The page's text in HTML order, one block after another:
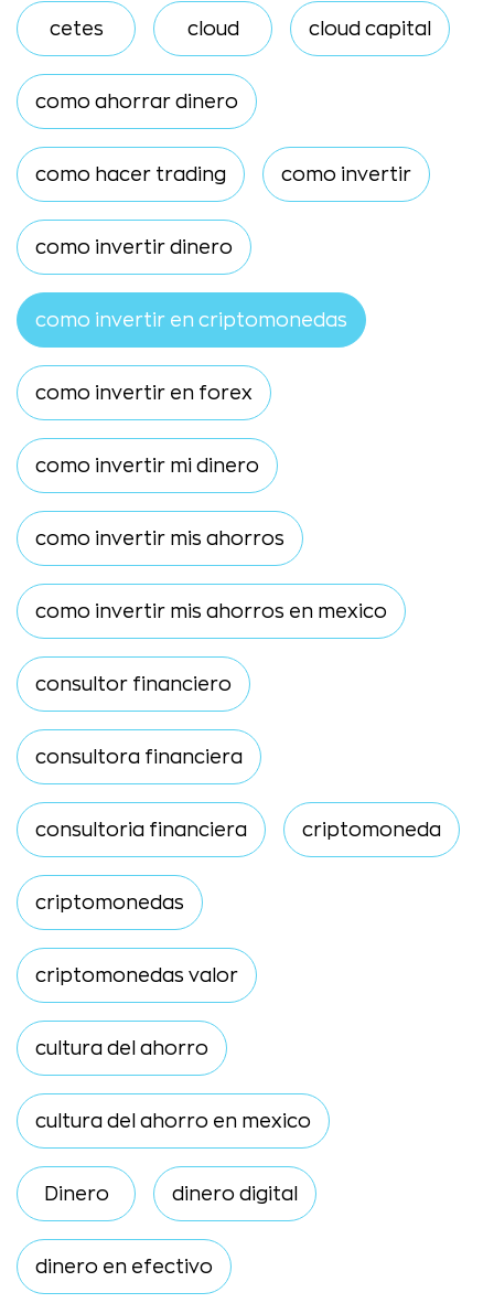
cetes cloud cloud capital
como ahorrar dinero
como hacer trading como invertir
como invertir dinero
como invertir en criptomonedas
como invertir en forex
como invertir mi dinero
como invertir mis ahorros
como invertir mis ahorros en mexico
consultor financiero
consultora financiera
consultoria financiera criptomoneda
criptomonedas
criptomonedas valor
cultura del ahorro
cultura del ahorro en mexico
Dinero dinero digital
dinero en efectivo